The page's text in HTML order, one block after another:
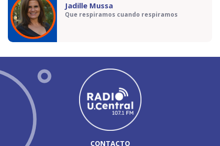
Jadille Mussa
Que respiramos cuando respiramos
CONTACTO